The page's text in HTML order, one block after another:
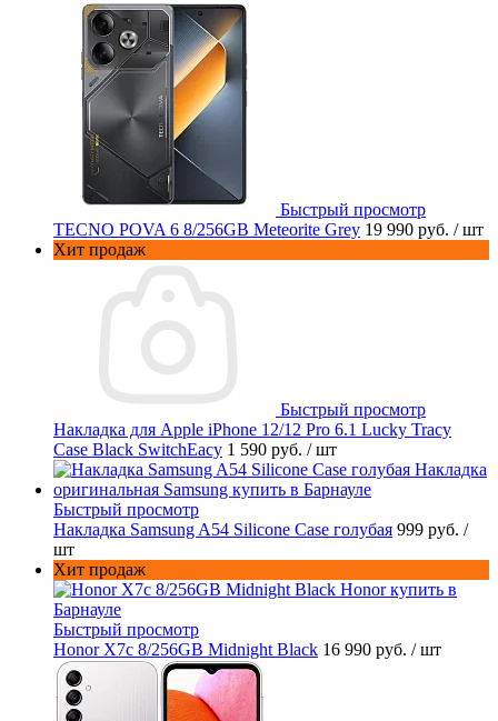
Быстрый просмотр
TECNO POVA 6 8/256GB Meteorite Grey 19 990 руб. / шт
Хит продаж
Быстрый просмотр
Накладка для Apple iPhone 12/12 Pro 6.1 Lucky Tracy
Case Black SwitchEacy 1 590 руб. / шт
Быстрый просмотр
Накладка Samsung A54 Silicone Case голубая 999 руб. /
шт
Хит продаж
Быстрый просмотр
Honor X7c 8/256GB Midnight Black 16 990 руб. / шт